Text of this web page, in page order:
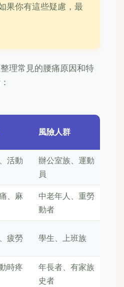
果你有這些疑慮，最
理常見的腰痛原因和特
風險人群
活動
辦公室族、運動
員
、麻
中老年人、重勞
動者
疲勞 學生、上班族
時疼
年長者、有家族
史者